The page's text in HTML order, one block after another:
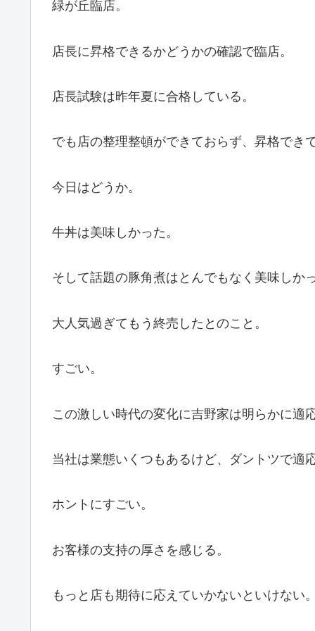
緑が丘臨店。
店長に昇格できるかどうかの確認で臨店。
店長試験は昨年夏に合格している。
でも店の整理整頓ができておらず、昇格でき
今日はどうか。
牛丼は美味しかった。
そして話題の豚角煮はとんでもなく美味しかっ
大人気過ぎてもう終売したとのこと。
すごい。
この激しい時代の変化に吉野家は明らかに適
当社は業態いくつもあるけど、ダントツで適
ホントにすごい。
お客様の支持の厚さを感じる。
もっと店も期待に応えていかないといけない。